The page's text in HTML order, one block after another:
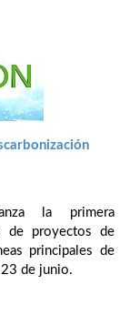
la primera
de proyectos de
principales de
de junio.